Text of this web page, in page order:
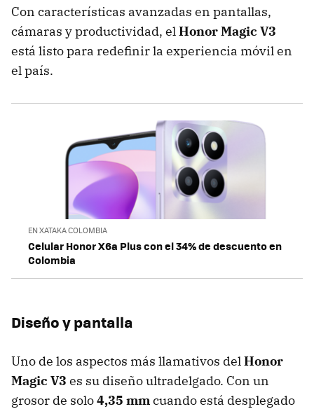
Con características avanzadas en pantallas,
cámaras y productividad, elHonor Magic V3
está listo para redefinir la experiencia móvil en
el país.
EN XATAKA COLOMBIA
Celular Honor X6a Plus con el 34% de descuento en
Colombia
Diseño y pantalla
Uno de los aspectos más llamativos delHonor
Magic V3 es su diseño ultradelgado. Con un
grosor de solo4,35 mmcuando está desplegado